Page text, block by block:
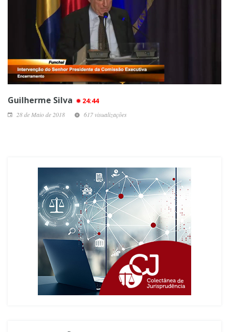
Guilherme Silva 24:44
28 de Maio de 2018 617 visualizações